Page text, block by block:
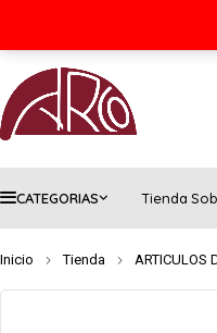
CATEGORIAS Tienda
Inicio Tienda ARTICULOS